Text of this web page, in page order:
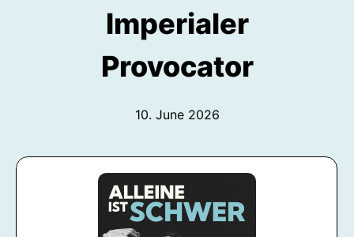
Imperialer
Provocator
10. June 2026